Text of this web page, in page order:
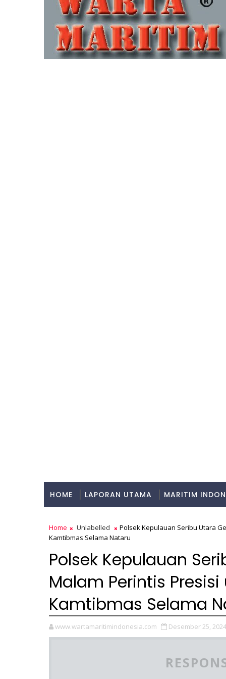
HOME LAPORAN UTAMA MARITIM
Home Unlabelled
Polsek Kepulauan Seribu Utara
Kamtibmas Selama Nataru
Polsek Kepulauan
Malam Perintis
Kamtibmas Selama
www.wartamaritimindonesia.com Desember 25, 2024